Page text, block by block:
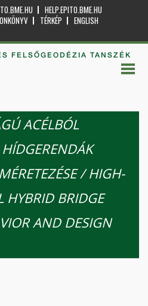
HELP.EPITO.BME.HU
TÉRKÉP
ENGLISH
FELSŐGEODÉZIA TANSZÉK
ACÉLBÓL
/ HIGH-
HYBRID BRIDGE
AND DESIGN